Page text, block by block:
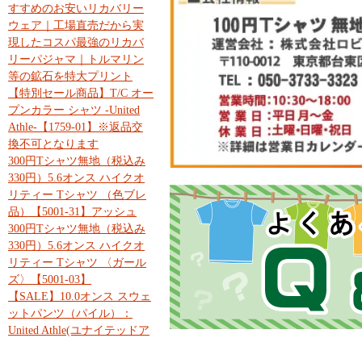
すすめのお安いリカバリー
ウェア｜工場直売だから実
現したコスパ最強のリカバ
リーパジャマ｜トルマリン
等の鉱石を特大プリント
【特別セール商品】T/C オー
プンカラー シャツ -United
Athle-【1759-01】※返品交
換不可となります
300円Tシャツ無地（税込み
330円）5.6オンス ハイクオ
リティー Tシャツ （色ブレ
品）【5001-31】アッシュ
300円Tシャツ無地（税込み
330円）5.6オンス ハイクオ
リティー Tシャツ 〈ガール
ズ〉【5001-03】
【SALE】10.0オンス スウェ
ットパンツ（パイル）：
United Athle(ユナイテッドア